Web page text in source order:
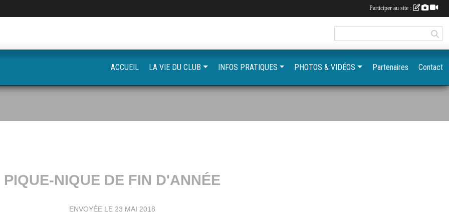
PIQUE-NIQUE DE FIN D'ANNÉE
ENVOYÉE LE 23 MAI 2018
ACCUEIL LA VIE DU CLUB INFOS PRATIQUES PHOTOS & VIDÉOS Partenaires Contact
Participer au site :